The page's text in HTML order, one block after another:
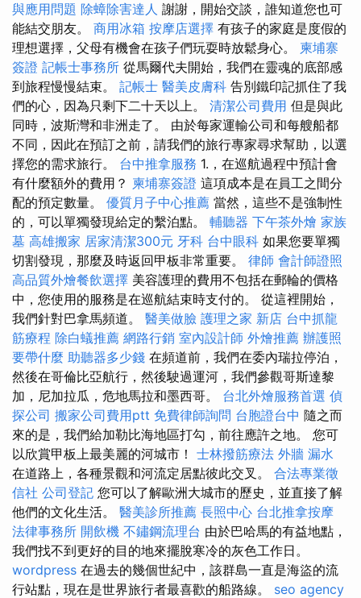
與應用問題 除蟑除害達人 謝謝，開始交談，誰知道您也可
能結交朋友。 商用冰箱 按摩店選擇 有孩子的家庭是度假的
理想選擇，父母有機會在孩子們玩耍時放鬆身心。 柬埔寨
簽證 記帳士事務所 從馬爾代夫開始，我們在靈魂的底部感
到旅程慢慢結束。 記帳士 醫美皮膚科 告別鐵印記抓住了我
們的心，因為只剩下二十天以上。 清潔公司費用 但是與此
同時，波斯灣和非洲走了。 由於每家運輸公司和每艘船都
不同，因此在預訂之前，請我們的旅行專家尋求幫助，以選
擇您的需求旅行。 台中推拿服務 1.，在巡航過程中預計會
有什麼額外的費用？ 柬埔寨簽證 這項成本是在員工之間分
配的預定數量。 優質月子中心推薦 當然，這些不是強制性
的，可以單獨發現給定的繫泊點。 輔聽器 下午茶外燴 家族
墓 高雄搬家 居家清潔300元 牙科 台中眼科 如果您要單獨
切割發現，那麼及時返回甲板非常重要。 律師 會計師證照
高品質外燴餐飲選擇 美容護理的費用不包括在郵輪的價格
中，您使用的服務是在巡航結束時支付的。 從這裡開始，
我們針對巴拿馬頻道。 醫美做臉 護理之家 新店 台中抓龍
筋療程 除白蟻推薦 網路行銷 室內設計師 外燴推薦 辦護照
要帶什麼 助聽器多少錢 在頻道前，我們在委內瑞拉停泊，
然後在哥倫比亞航行，然後駛過運河，我們參觀哥斯達黎
加，尼加拉瓜，危地馬拉和墨西哥。 台北外燴服務首選 偵
探公司 搬家公司費用ptt 免費律師詢問 台胞證台中 隨之而
來的是，我們給加勒比海地區打勾，前往應許之地。 您可
以欣賞甲板上最美麗的河城市！ 士林撥筋療法 外牆 漏水
在道路上，各種景觀和河流定居點彼此交叉。 合法專業徵
信社 公司登記 您可以了解歐洲大城市的歷史，並直接了解
他們的文化生活。 醫美診所推薦 長照中心 台北推拿按摩
法律事務所 開飲機 不鏽鋼流理台 由於巴哈馬的有益地點，
我們找不到更好的目的地來擺脫寒冷的灰色工作日。
wordpress 在過去的幾個世紀中，該群島一直是海盜的流
行站點，現在是世界旅行者最喜歡的船路線。 seo agency